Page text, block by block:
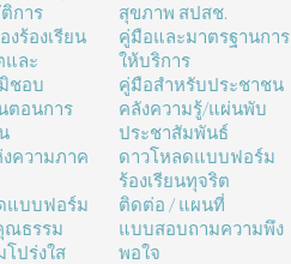
การ
งร้องเรียน
และ
ชอบ
ตอนการ
ความภาค
แบบฟอร์ม
ณธรรม
ปร่งใส
สุขภาพ สปสช.
คู่มือและมาตรฐานการ
ให้บริการ
คู่มือสำหรับประชาชน
คลังความรู้/แผ่นพับ
ประชาสัมพันธ์
ดาวโหลดแบบฟอร์ม
ร้องเรียนทุจริต
ติดต่อ / แผนที่
แบบสอบถามความพึง
พอใจ